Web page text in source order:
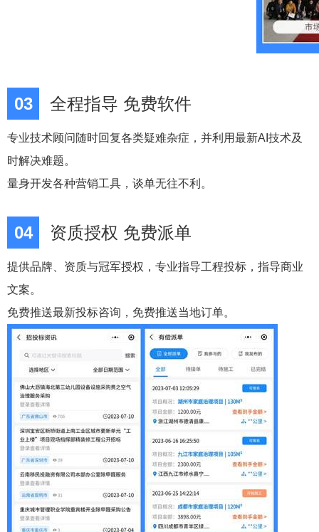
03 全程指导 免费软件
专业技术顾问随时回复各类疑难杂症，并利用最新AI技术及
时解决难题。
量身开发各种营销工具，谈单无往不利。
04 资质授权 免费派单
提供品牌、资质与冠军授权，专业指导工程投标，指导商业
文案。
免费推送最新投标咨询，免费推送当地订单。